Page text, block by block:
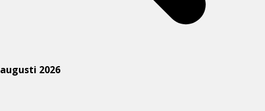
augusti 2026